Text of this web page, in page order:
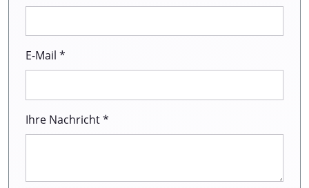
E-Mail *
Ihre Nachricht *